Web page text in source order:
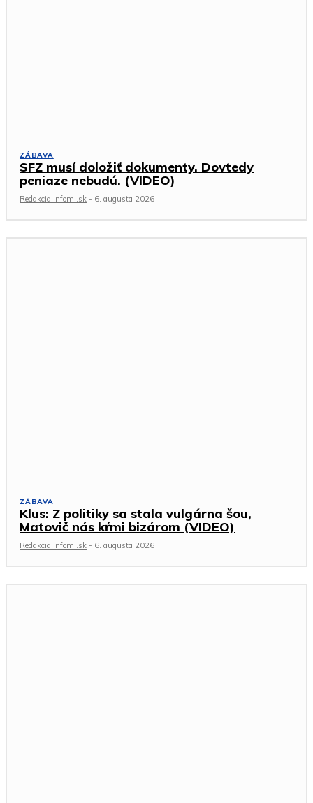
ZÁBAVA
SFZ musí doložiť dokumenty. Dovtedy
peniaze nebudú. (VIDEO)
Redakcia Infomi.sk - 6. augusta 2026
ZÁBAVA
Klus: Z politiky sa stala vulgárna šou,
Matovič nás kŕmi bizárom (VIDEO)
Redakcia Infomi.sk - 6. augusta 2026